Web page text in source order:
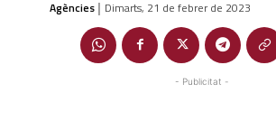
Agències | Dimarts, 21 de febrer de 2023
- Publicitat -